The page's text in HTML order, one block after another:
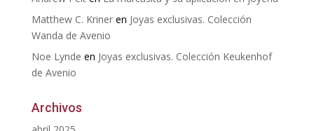
Matthew C. Krineren Joyas exclusivas. Colección
Wanda de Avenio
Noe Lynde en Joyas exclusivas. Colección Keukenhof
de Avenio
Archivos